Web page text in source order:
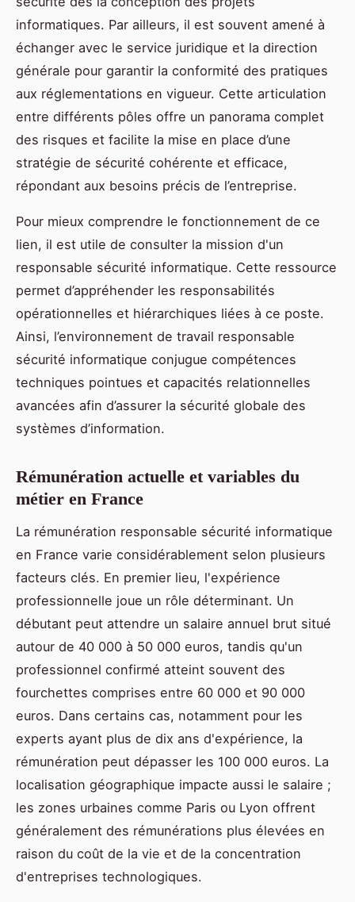
informatiques. Par ailleurs, il est souvent amené à
échanger avec le service juridique et la direction
générale pour garantir la conformité des pratiques
aux réglementations en vigueur. Cette articulation
entre différents pôles offre un panorama complet
des risques et facilite la mise en place d’une
stratégie de sécurité cohérente et efficace,
répondant aux besoins précis de l’entreprise.
Pour mieux comprendre le fonctionnement de ce
lien, il est utile de consulter la mission d'un
responsable sécurité informatique. Cette ressource
permet d’appréhender les responsabilités
opérationnelles et hiérarchiques liées à ce poste.
Ainsi, l’environnement de travail responsable
sécurité informatique conjugue compétences
techniques pointues et capacités relationnelles
avancées afin d’assurer la sécurité globale des
systèmes d’information.
Rémunération actuelle et variables du
métier en France
La rémunération responsable sécurité informatique
en France varie considérablement selon plusieurs
facteurs clés. En premier lieu, l'expérience
professionnelle joue un rôle déterminant. Un
débutant peut attendre un salaire annuel brut situé
autour de 40 000 à 50 000 euros, tandis qu'un
professionnel confirmé atteint souvent des
fourchettes comprises entre 60 000 et 90 000
euros. Dans certains cas, notamment pour les
experts ayant plus de dix ans d'expérience, la
rémunération peut dépasser les 100 000 euros. La
localisation géographique impacte aussi le salaire ;
les zones urbaines comme Paris ou Lyon offrent
généralement des rémunérations plus élevées en
raison du coût de la vie et de la concentration
d'entreprises technologiques.